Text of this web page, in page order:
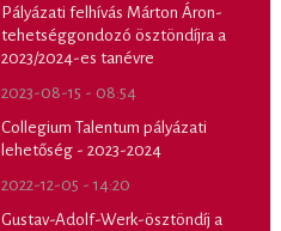
Pályázati felhívás Márton Áron-
tehetséggondozó ösztöndíjra a
2023/2024-es tanévre
2023-08-15 - 08:54
Collegium Talentum pályázati
lehetőség - 2023-2024
2022-12-05 - 14:20
Gustav-Adolf-Werk-ösztöndíj a